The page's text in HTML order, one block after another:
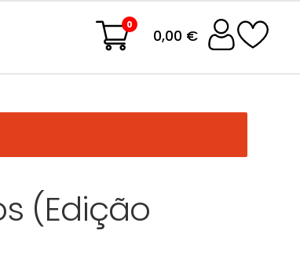
0
0,00 €
(Edição